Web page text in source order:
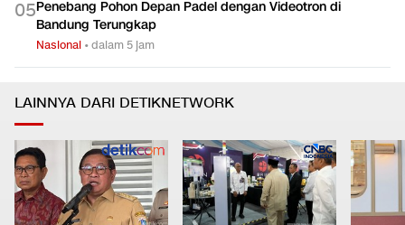
05Penebang Pohon Depan Padel dengan Videotron di
Bandung Terungkap
Nasional •dalam 5 jam
LAINNYA DARI DETIKNETWORK